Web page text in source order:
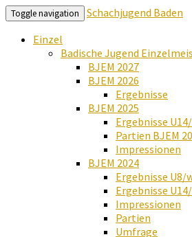
Toggle navigation
Schachjugend Baden
Einzel
Badische Jugend
BJEM 2027
BJEM 2026
Ergebnisse
BJEM 2025
Ergebnisse
Partien BJEM
Impressionen
BJEM 2024
Ergebnisse U8/
Ergebnisse
Impressionen
Partien
Umfrage